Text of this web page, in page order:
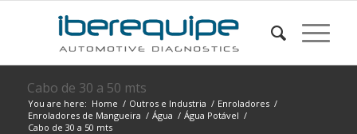
Cabo de 30 a 50 mts
You are here: Home / Outros e Industria / Enroladores /
Enroladores de Mangueira / Água / Água Potável /
Cabo de 30 a 50 mts